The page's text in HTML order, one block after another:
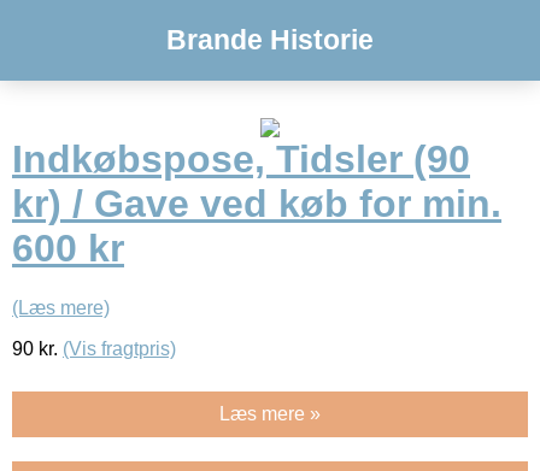
Brande Historie
Indkøbspose, Tidsler (90
kr) / Gave ved køb for min.
600 kr
(Læs mere)
90 kr. (Vis fragtpris)
Læs mere »